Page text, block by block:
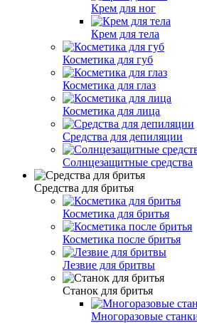
Крем для ног
Крем для тела
Косметика для губ
Косметика для глаз
Косметика для лица
Средства для депиляции
Солнцезащитные средства
Средства для бритья
Косметика для бритья
Косметика после бритья
Лезвие для бритвы
Станок для бритья
Многоразовые